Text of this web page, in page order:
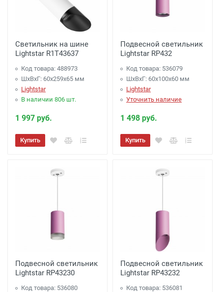
Светильник на шине
Lightstar R1T43637
Код товара: 488973
ШхВхГ: 60x259x65 мм
Lightstar
В наличии 806 шт.
1 997 руб.
Купить
Подвесной светильник
Lightstar RP432
Код товара: 536079
ШхВхГ: 60x100x60 мм
Lightstar
Уточнить наличие
1 498 руб.
Купить
Подвесной светильник
Lightstar RP43230
Код товара: 536080
Подвесной светильник
Lightstar RP43232
Код товара: 536081